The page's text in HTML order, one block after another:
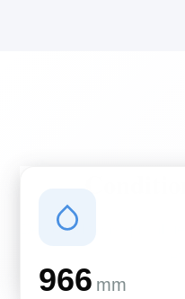
Des conditions qui
966 mm